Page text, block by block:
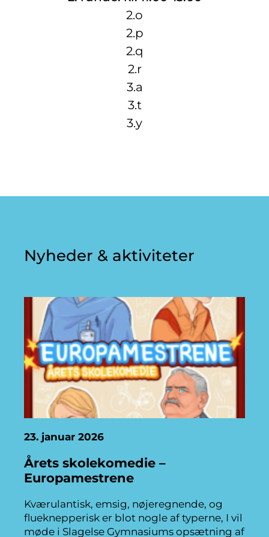
2.o
2.p
2.q
2.r
3.a
3.t
3.y
Nyheder & aktiviteter
Årets skolekomedie –
Europamestrene
23. januar 2026
Kværulantisk, emsig, nøjeregnende, og
flueknepperisk er blot nogle af typerne, I vil
møde i Slagelse Gymnasiums opsætning af